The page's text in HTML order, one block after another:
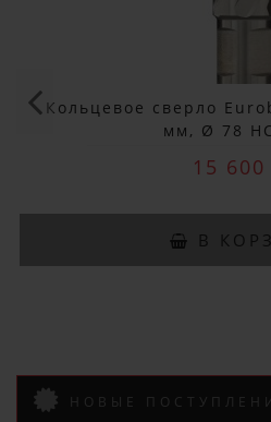
ДОБРО
Не упусти
Специальные
Подпишись и
способом,
Кольцевое сверло
мм, Ø 78
15 600
В
НОВЫЕ